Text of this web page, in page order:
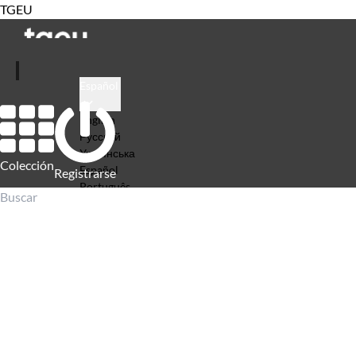
TGEU
English
Русский
Українська
Español
Português
Colección
Registrarse